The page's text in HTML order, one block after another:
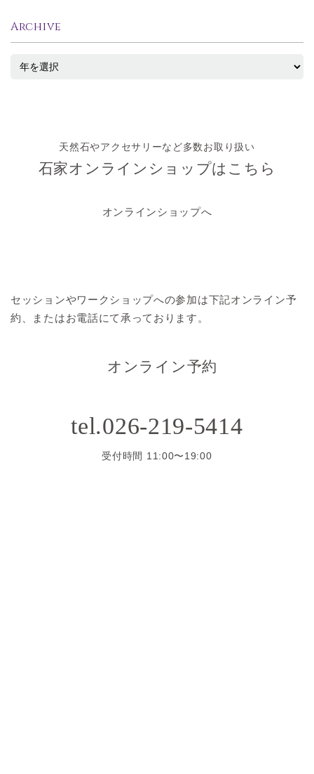
Archive
天然石やアクセサリーなど多数お取り扱い
石家オンラインショップはこちら
オンラインショップへ
セッションやワークショップへの参加は下記オンライン予
約、またはお電話にて承っております。
オンライン予約
tel.026-219-5414
受付時間 11:00〜19:00